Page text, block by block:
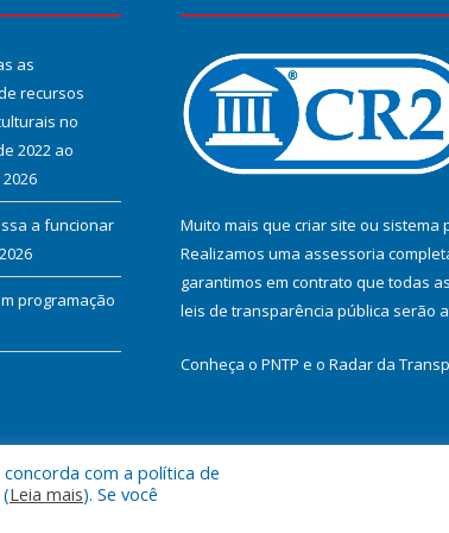
as
recursos
no
2022 ao
a funcionar
programação
Muito mais que criar site ou sistema
Realizamos uma assessoria
garantimos em contrato que todas
leis de transparência pública serão
Conheça o PNTP e o Radar da
Mapa do Site
com a política de
Leia mais). Se você